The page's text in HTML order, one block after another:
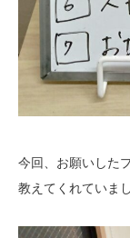
今回、お願いした
教えてくれていま